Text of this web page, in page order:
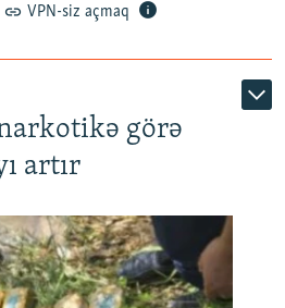
VPN-siz açmaq
görə
artır